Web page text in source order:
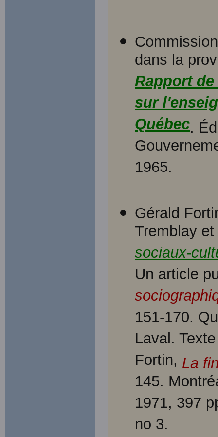
dans la
Rapport
sur
Québec.
1965.
Gérald
Tremblay
sociaux-
Un article
151-170.
Laval.
Fortin, La
145.
1971, 397
no 3.